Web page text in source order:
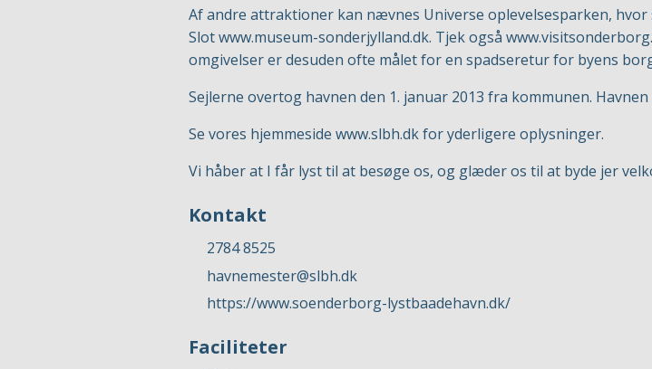
Af andre attraktioner kan nævnes Universe oplevelsesparken, hvor
Slotwww.museum-sonderjylland.dk. Tjek også
omgivelser er desuden ofte målet for en spadseretur for byens
Sejlerne overtog havnen den 1. januar 2013 fra kommunen.
Se vores hjemmeside www.slbh.dkfor yderligere oplysninger.
Vi håber at I får lyst til at besøge os, og glæder os til at byde jer
Kontakt
2784 8525
havnemester@slbh.dk
https://www.soenderborg-lystbaadehavn.dk/
Faciliteter